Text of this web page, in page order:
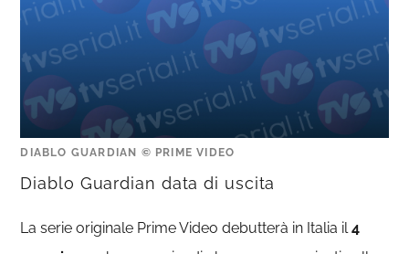
DIABLO GUARDIAN © PRIME VIDEO
Diablo Guardian data di uscita
La serie originale Prime Video debutterà in Italia il4